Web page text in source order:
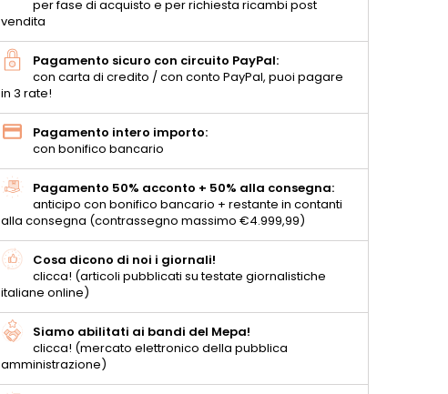
per fase di acquisto e per richiesta ricambi post
vendita
Pagamento sicuro con circuito PayPal:
con carta di credito / con conto PayPal, puoi pagare
in 3 rate!
Pagamento intero importo:
con bonifico bancario
Pagamento 50% acconto + 50% alla consegna:
anticipo con bonifico bancario + restante in contanti
alla consegna (contrassegno massimo €4.999,99)
Cosa dicono di noi i giornali!
clicca! (articoli pubblicati su testate giornalistiche
italiane online)
Siamo abilitati ai bandi del Mepa!
clicca! (mercato elettronico della pubblica
amministrazione)